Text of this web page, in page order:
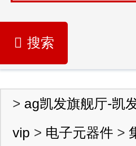
搜索
> ag凯发旗舰厅-凯
vip > 电子元器件 >